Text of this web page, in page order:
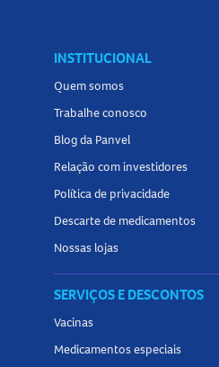
INSTITUCIONAL
Quem somos
Trabalhe conosco
Blog da Panvel
Relação com investidores
Política de privacidade
Descarte de medicamentos
Nossas lojas
SERVIÇOS E DESCONTOS
Vacinas
Medicamentos especiais